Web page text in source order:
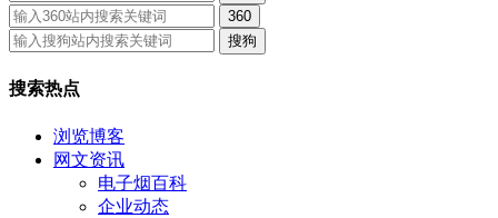
360
搜狗
搜索热点
浏览博客
网文资讯
电子烟百科
企业动态